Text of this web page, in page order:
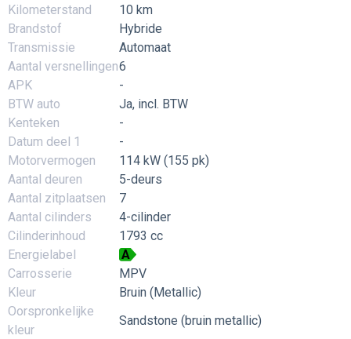
Kilometerstand
10 km
Brandstof
Hybride
Transmissie
Automaat
Aantal versnellingen6
APK
-
BTW auto
Ja, incl. BTW
Kenteken
-
Datum deel 1
-
Motorvermogen
114 kW (155 pk)
Aantal deuren
5-deurs
Aantal zitplaatsen
7
Aantal cilinders
4-cilinder
Cilinderinhoud
1793 cc
Energielabel
A
Carrosserie
MPV
Kleur
Bruin (Metallic)
Oorspronkelijke
kleur
Sandstone (bruin metallic)